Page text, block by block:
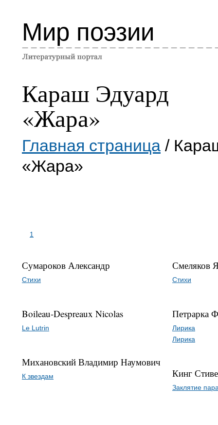
Мир поэзии
Караш Эдуард
«Жара»
Главная страница /
«Жара»
1
Сумароков Александр
Стихи
Boileau-Despreaux Nicolas
Le Lutrin
Михановский Владимир Наумович
К звездам
Смеляков
Стихи
Петрарка
Лирика
Лирика
Кинг
Заклятие